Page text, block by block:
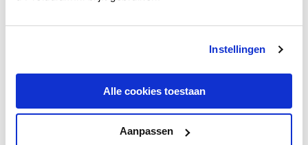
Instellingen
Alle cookies toestaan
Aanpassen